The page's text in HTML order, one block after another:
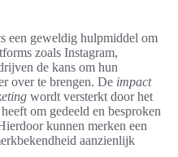
een geweldig hulpmiddel om
zoals Instagram,
de kans om hun
over te brengen. De impact
wordt versterkt door het
om gedeeld en besproken
kunnen merken een
aanzienlijk